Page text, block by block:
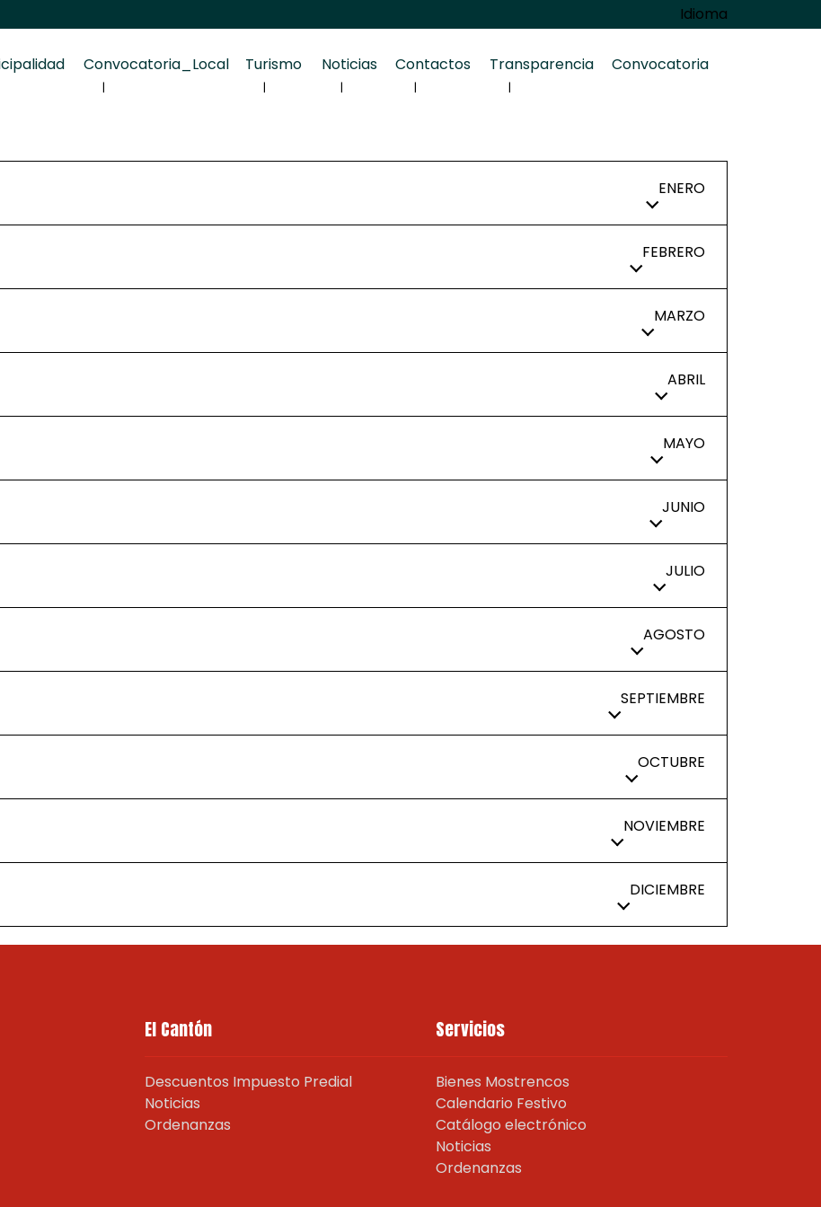
Idioma
Convocatoria_Local Turismo Noticias Contactos Transparencia Convocatoria
ENERO
FEBRERO
MARZO
ABRIL
MAYO
JUNIO
JULIO
AGOSTO
SEPTIEMBRE
OCTUBRE
NOVIEMBRE
DICIEMBRE
El Cantón
Descuentos Impuesto Predial
Noticias
Ordenanzas
Servicios
Bienes Mostrencos
Calendario Festivo
Catálogo electrónico
Noticias
Ordenanzas